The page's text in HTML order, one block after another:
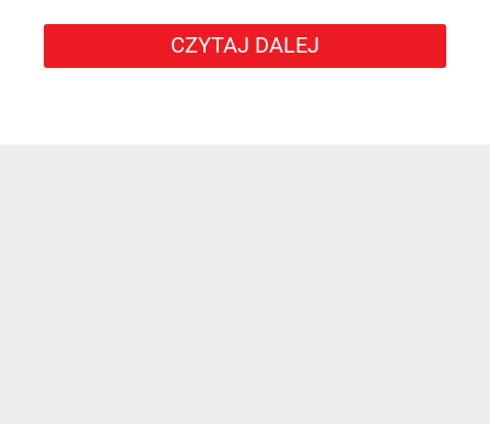
CZYTAJ DALEJ